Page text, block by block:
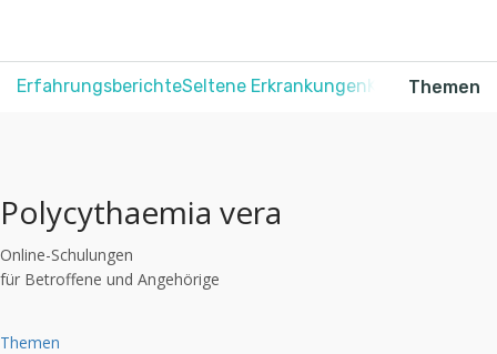
ErfahrungsberichteSeltene ErkrankungenKrebsThemen
Polycythaemia vera
Online-Schulungen
für Betroffene und Angehörige
Themen